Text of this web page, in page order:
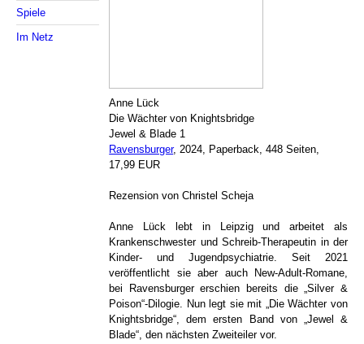
Spiele
Im Netz
Anne Lück
Die Wächter von Knightsbridge
Jewel & Blade 1
Ravensburger, 2024, Paperback, 448 Seiten,
17,99 EUR
Rezension von Christel Scheja
Anne Lück lebt in Leipzig und arbeitet als
Krankenschwester und Schreib-Therapeutin in der
Kinder- und Jugendpsychiatrie. Seit 2021
veröffentlicht sie aber auch New-Adult-Romane,
bei Ravensburger erschien bereits die „Silver &
Poison“-Dilogie. Nun legt sie mit „Die Wächter von
Knightsbridge“, dem ersten Band von „Jewel &
Blade“, den nächsten Zweiteiler vor.